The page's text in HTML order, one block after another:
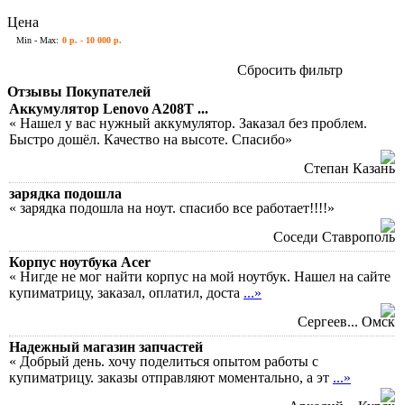
Цена
Min - Max: 0 р. - 10 000 р.
Сбросить фильтр
Отзывы Покупателей
Аккумулятор Lenovo A208T ...
« Нашел у вас нужный аккумулятор. Заказал без проблем.
Быстро дошёл. Качество на высоте. Спасибо»
Степан Казань
зарядка подошла
« зарядка подошла на ноут. спасибо все работает!!!!»
Соседи Ставрополь
Корпус ноутбука Acer
« Нигде не мог найти корпус на мой ноутбук. Нашел на сайте
купиматрицу, заказал, оплатил, доста ...»
Сергеев... Омск
Надежный магазин запчастей
« Добрый день. хочу поделиться опытом работы с
купиматрицу. заказы отправляют моментально, а эт ...»